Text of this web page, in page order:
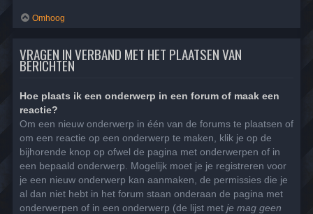
Omhoog
VRAGEN IN VERBAND MET HET PLAATSEN VAN
BERICHTEN
Hoe plaats ik een onderwerp in een forum of maak een
reactie?
Om een nieuw onderwerp in één van de forums te plaatsen of
om een reactie op een onderwerp te maken, klik je op de
bijhorende knop op ofwel de pagina met onderwerpen of in
een bepaald onderwerp. Mogelijk moet je je registreren voor
je een nieuw onderwerp kan aanmaken, de permissies die je
al dan niet hebt in het forum staan onderaan de pagina met
onderwerpen of in een onderwerp (de lijst met je mag geen